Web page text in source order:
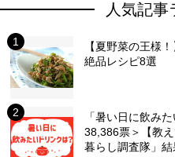
人気記事
【夏野菜の王様
絶品レシピ8選
「暑い日に飲み
38,386票＞【教
暮らし調査隊」結